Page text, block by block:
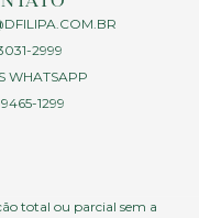
2999
WHATSAPP
1299
total ou parcial sem a